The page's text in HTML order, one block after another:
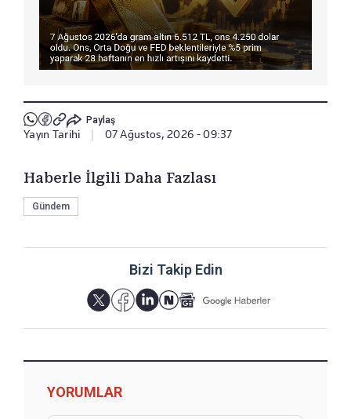
Paylaş
Yayın Tarihi 07 Ağustos, 2026 - 09:37
Haberle İlgili Daha Fazlası
Gündem
Bizi Takip Edin
YORUMLAR